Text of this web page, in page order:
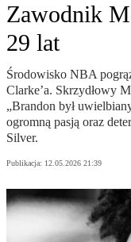
Zawodnik
29 lat
Środowisko NBA
Clarke’a. Skrzydłowy
„Brandon był
ogromną pasją oraz
Silver.
Publikacja: 12.05.2026 21:39